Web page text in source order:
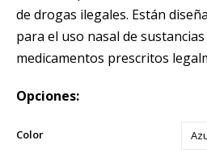
de drogas ilegales. Están
para el uso nasal de
medicamentos prescritos
Opciones:
Color